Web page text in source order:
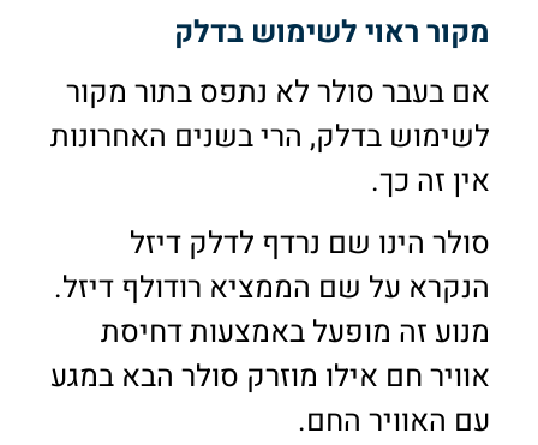
מקור ראוי לשימוש בדלק
אם בעבר סולר לא נתפס בתור מקור
לשימוש בדלק, הרי בשנים האחרונות
אין זה כך.
סולר הינו שם נרדף לדלק דיזל
הנקרא על שם הממציא רודולף דיזל.
מנוע זה מופעל באמצעות דחיסת
אוויר חם אילו מוזרק סולר הבא במגע
עם האוויר החם.